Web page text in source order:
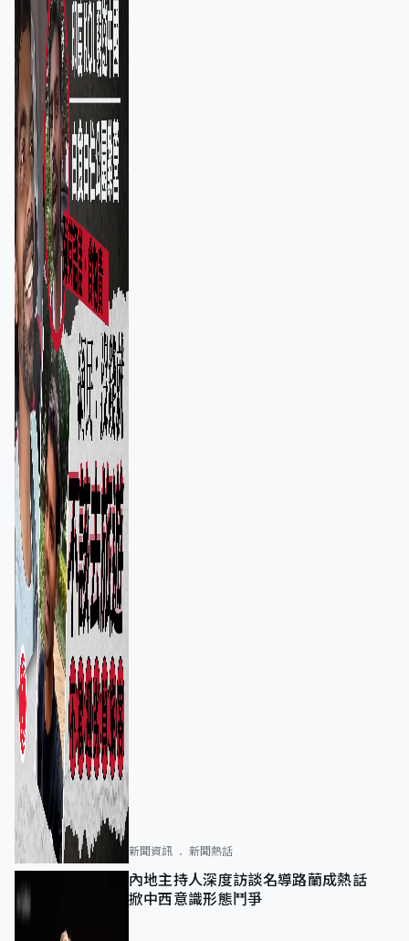
新聞資訊 新聞熱話
內地主持人深度訪談名導路蘭成熱話
掀中西意識形態鬥爭